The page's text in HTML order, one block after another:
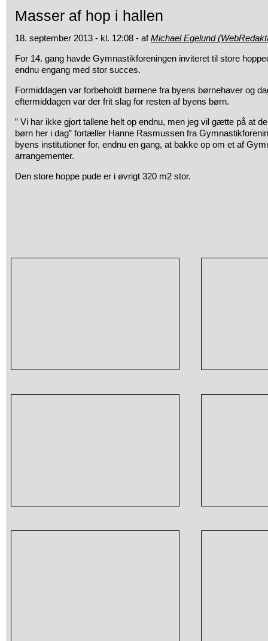
Masser af hop i hallen
18. september 2013 - kl. 12:08 - afMichael Egelund
For 14. gang havde Gymnastikforeningen inviteret til store
endnu engang med stor succes.
Formiddagen var forbeholdt børnene fra byens børnehaver og
eftermiddagen var der frit slag for resten af byens børn.
” Vi har ikke gjort tallene helt op endnu, men jeg vil gætte på at
børn her i dag” fortæller Hanne Rasmussen fra
byens institutioner for, endnu en gang, at bakke op om et af
arrangementer.
Den store hoppe pude er i øvrigt 320 m2 stor.